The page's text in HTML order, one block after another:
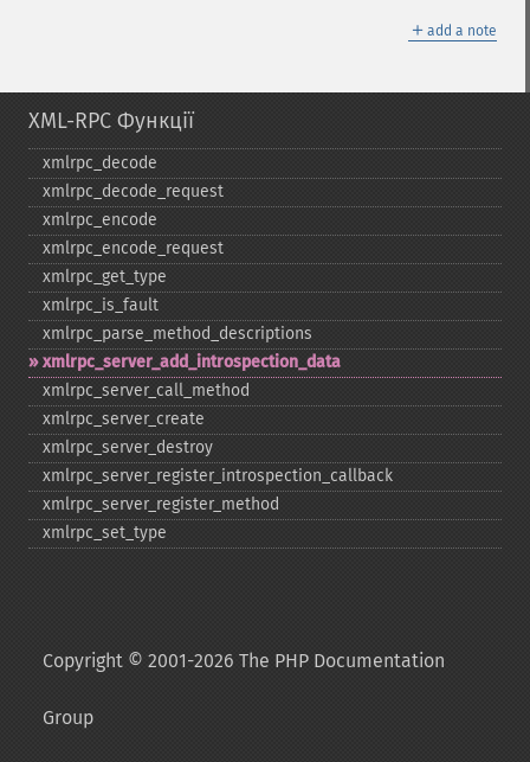
＋ add a note
XML-RPC Функції
xmlrpc_​decode
xmlrpc_​decode_​request
xmlrpc_​encode
xmlrpc_​encode_​request
xmlrpc_​get_​type
xmlrpc_​is_​fault
xmlrpc_​parse_​method_​descriptions
xmlrpc_​server_​add_​introspection_​data
xmlrpc_​server_​call_​method
xmlrpc_​server_​create
xmlrpc_​server_​destroy
xmlrpc_​server_​register_​introspection_​callback
xmlrpc_​server_​register_​method
xmlrpc_​set_​type
Copyright © 2001-2026 The PHP Documentation
Group